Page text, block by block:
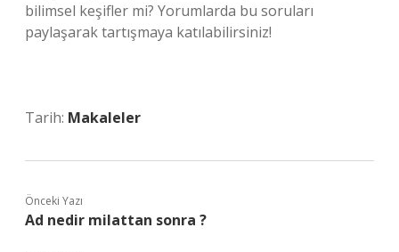
bilimsel keşifler mi? Yorumlarda bu soruları
paylaşarak tartışmaya katılabilirsiniz!
Tarih: Makaleler
Önceki Yazı
Ad nedir milattan sonra ?